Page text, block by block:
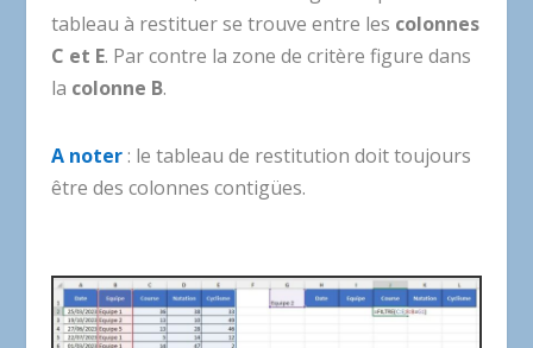
tableau à restituer se trouve entre les colonnes
C et E. Par contre la zone de critère figure dans
la colonne B.
A noter: le tableau de restitution doit toujours
être des colonnes contigües.